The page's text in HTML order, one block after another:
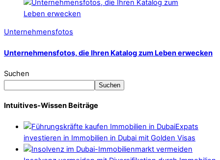
Unternehmensfotos
Unternehmensfotos, die Ihren Katalog zum Leben erwecken
Suchen
Suchen
Intuitives-Wissen Beiträge
Expats
investieren in Immobilien in Dubai mit Golden Visas